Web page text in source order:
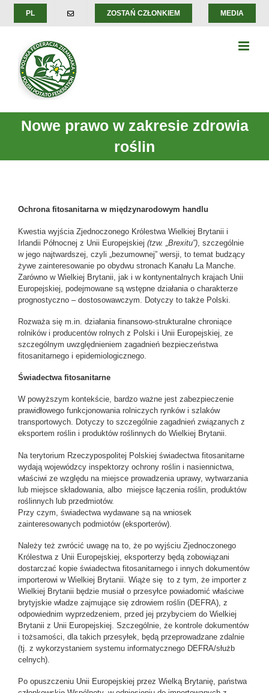
Skip
PL ZOSTAŃ CZŁONKIEM MEDIA
Nowe prawo w zakresie zdrowia
roślin
Ochrona fitosanitarna w międzynarodowym handlu
Kwestia wyjścia Zjednoczonego Królestwa Wielkiej Brytanii i
Irlandii Północnej z Unii Europejskiej (tzw. „Brexitu”) , szczególnie
w jego najtwardszej, czyli „bezumownej” wersji, to temat budzący
żywe zainteresowanie po obydwu stronach Kanału La Manche.
Zarówno w Wielkiej Brytanii, jak i w kontynentalnych krajach Unii
Europejskiej, podejmowane są wstępne działania o charakterze
prognostyczno – dostosowawczym. Dotyczy to także Polski.
Rozważa się m.in. działania finansowo-strukturalne chroniące
rolników i producentów rolnych z Polski i Unii Europejskiej, ze
szczególnym uwzględnieniem zagadnień bezpieczeństwa
fitosanitarnego i epidemiologicznego.
Świadectwa fitosanitarne
W powyższym kontekście, bardzo ważne jest zabezpieczenie
prawidłowego funkcjonowania rolniczych rynków i szlaków
transportowych. Dotyczy to szczególnie zagadnień związanych z
eksportem roślin i produktów roślinnych do Wielkiej Brytanii.
Na terytorium Rzeczypospolitej Polskiej świadectwa fitosanitarne
wydają wojewódzcy inspektorzy ochrony roślin i nasiennictwa,
właściwi ze względu na miejsce prowadzenia uprawy, wytwarzania
lub miejsce składowania, albo miejsce łączenia roślin, produktów
roślinnych lub przedmiotów.
Przy czym, świadectwa wydawane są na wniosek
zainteresowanych podmiotów (eksporterów).
Należy też zwrócić uwagę na to, że po wyjściu Zjednoczonego
Królestwa z Unii Europejskiej, eksporterzy będą zobowiązani
dostarczać kopie świadectwa fitosanitarnego i innych dokumentów
importerowi w Wielkiej Brytanii. Wiąże się to z tym, że importer z
Wielkiej Brytanii będzie musiał o przesyłce powiadomić właściwe
brytyjskie władze zajmujące się zdrowiem roślin (DEFRA), z
odpowiednim wyprzedzeniem, przed jej przybyciem do Wielkiej
Brytanii z Unii Europejskiej. Szczególnie, że kontrole dokumentów
i tożsamości, dla takich przesyłek, będą przeprowadzane zdalnie
(tj. z wykorzystaniem systemu informatycznego DEFRA/służb
celnych).
Po opuszczeniu Unii Europejskiej przez Wielką Brytanię, państwa